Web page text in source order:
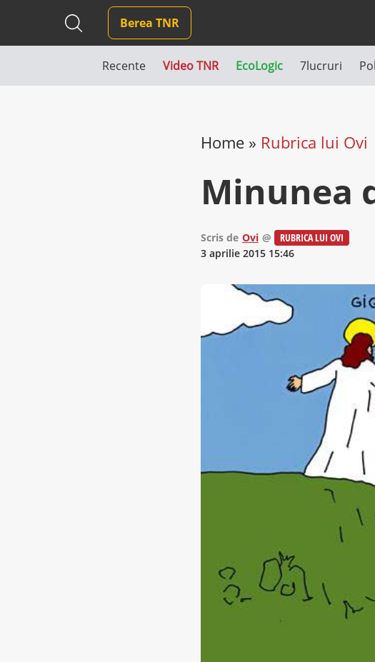
Berea TNR
Recente Video TNR EcoLogic 7lucruri
Home» Rubrica lui Ovi
Minunea
Scris de Ovi @
RUBRICA LUI OVI
3 aprilie 2015 15:46